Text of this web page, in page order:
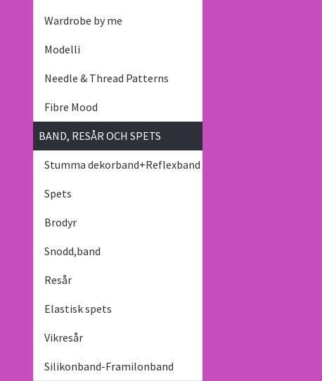
Wardrobe by me
Modelli
Needle & Thread Patterns
Fibre Mood
BAND, RESÅR OCH SPETS
Stumma dekorband+Reflexband
Spets
Brodyr
Snodd,band
Resår
Elastisk spets
Vikresår
Silikonband-Framilonband